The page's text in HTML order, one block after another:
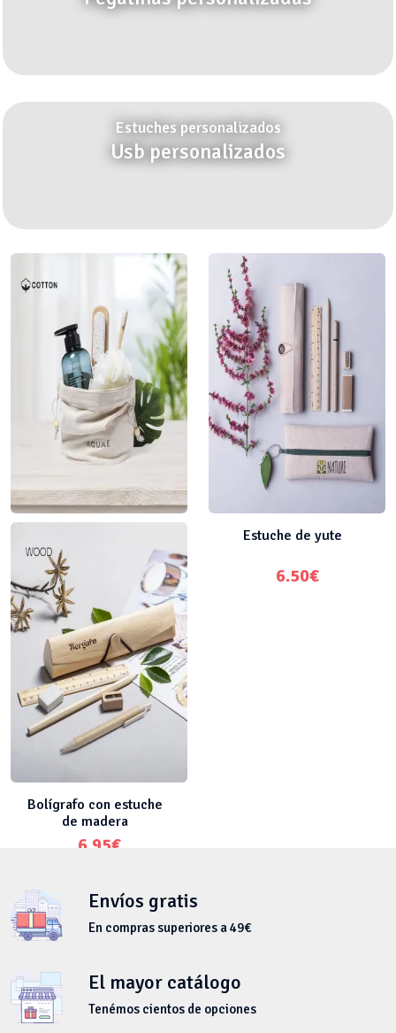
Estuches personalizados
Usb personalizados
Estuche de yute
6.50€
Bolígrafo con estuche
de madera
6.95€
Envíos gratis
En compras superiores a 49€
El mayor catálogo
Tenémos cientos de opciones